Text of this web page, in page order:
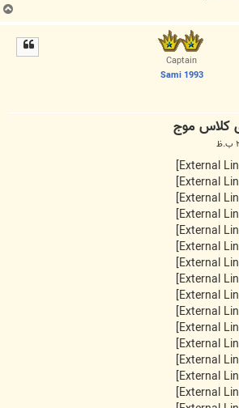
ب
ا
Captain
Sami 1993